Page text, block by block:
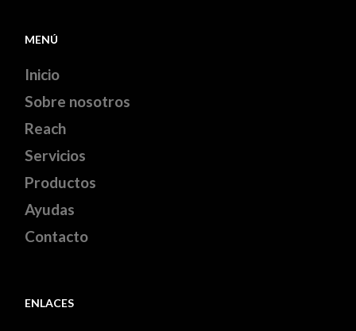
MENÚ
Inicio
Sobre nosotros
Reach
Servicios
Productos
Ayudas
Contacto
ENLACES